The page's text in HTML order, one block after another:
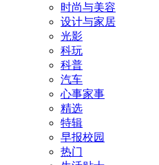
时尚与美容
设计与家居
光影
科玩
科普
汽车
心事家事
精选
特辑
早报校园
热门